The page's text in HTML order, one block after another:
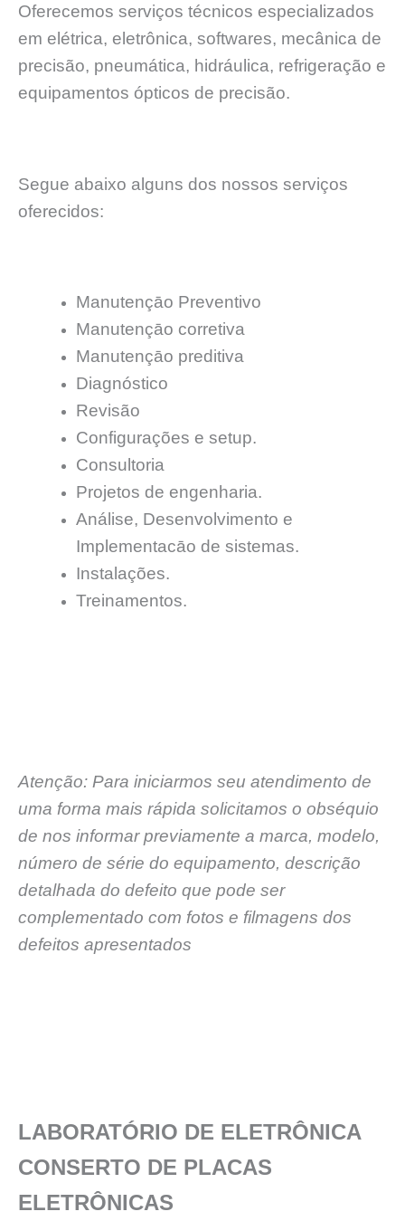
Oferecemos serviços técnicos especializados
em elétrica, eletrônica, softwares, mecânica de
precisão, pneumática, hidráulica, refrigeração e
equipamentos ópticos de precisão.
Segue abaixo alguns dos nossos serviços
oferecidos:
Manutençāo Preventivo
Manutençāo corretiva
Manutençāo preditiva
Diagnóstico
Revisão
Configurações e setup.
Consultoria
Projetos de engenharia.
Análise, Desenvolvimento e
Implementacāo de sistemas.
Instalações.
Treinamentos.
Atenção: Para iniciarmos seu atendimento de
uma forma mais rápida solicitamos o obséquio
de nos informar previamente a marca, modelo,
número de série do equipamento, descrição
detalhada do defeito que pode ser
complementado com fotos e filmagens dos
defeitos apresentados
LABORATÓRIO DE ELETRÔNICA
CONSERTO DE PLACAS
ELETRÔNICAS